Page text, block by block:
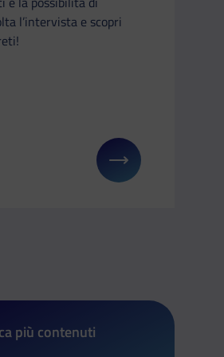
sprint green di Marika Lerario
l’intervista e scopri
ad avere maggiori dettagli su:
più contenuti